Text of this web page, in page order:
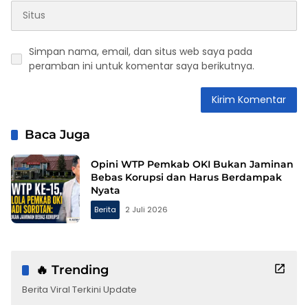
Simpan nama, email, dan situs web saya pada
peramban ini untuk komentar saya berikutnya.
Baca Juga
Opini WTP Pemkab OKI Bukan Jaminan
Bebas Korupsi dan Harus Berdampak
Nyata
Berita 2 Juli 2026
🔥 Trending
Berita Viral Terkini Update